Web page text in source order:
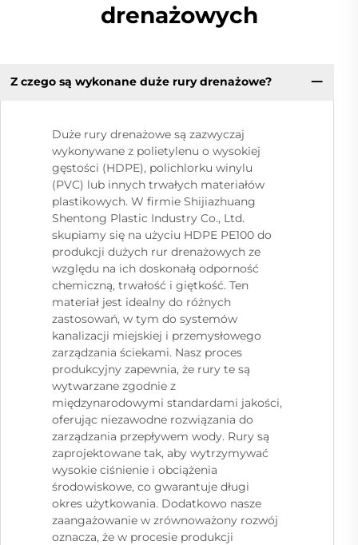
drenażowych
Z czego są wykonane duże rury drenażowe?
Duże rury drenażowe są zazwyczaj
wykonywane z polietylenu o wysokiej
gęstości (HDPE), polichlorku winylu
(PVC) lub innych trwałych materiałów
plastikowych. W firmie Shijiazhuang
Shentong Plastic Industry Co., Ltd.
skupiamy się na użyciu HDPE PE100 do
produkcji dużych rur drenażowych ze
względu na ich doskonałą odporność
chemiczną, trwałość i giętkość. Ten
materiał jest idealny do różnych
zastosowań, w tym do systemów
kanalizacji miejskiej i przemysłowego
zarządzania ściekami. Nasz proces
produkcyjny zapewnia, że rury te są
wytwarzane zgodnie z
międzynarodowymi standardami jakości,
oferując niezawodne rozwiązania do
zarządzania przepływem wody. Rury są
zaprojektowane tak, aby wytrzymywać
wysokie ciśnienie i obciążenia
środowiskowe, co gwarantuje długi
okres użytkowania. Dodatkowo nasze
zaangażowanie w zrównoważony rozwój
oznacza, że w procesie produkcji